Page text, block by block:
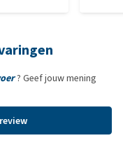
? Geef jouw mening